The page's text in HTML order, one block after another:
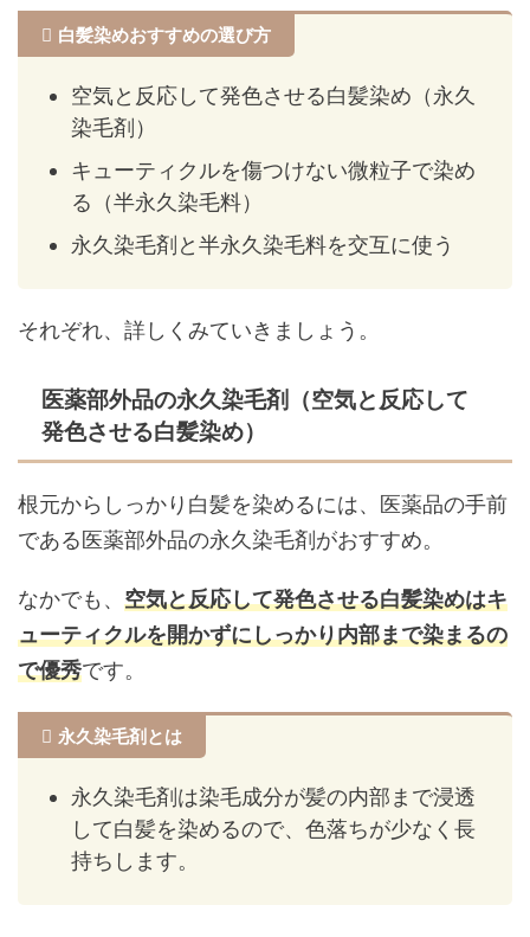
白髪染めおすすめの選び方
空気と反応して発色させる白髪染め（永久
染毛剤）
キューティクルを傷つけない微粒子で染め
る（半永久染毛料）
永久染毛剤と半永久染毛料を交互に使う
それぞれ、詳しくみていきましょう。
医薬部外品の永久染毛剤（空気と反応して
発色させる白髪染め）
根元からしっかり白髪を染めるには、医薬品の手前
である医薬部外品の永久染毛剤がおすすめ。
なかでも、 空気と反応して発色させる白髪染めはキ
ューティクルを開かずにしっかり内部まで染まるの
で優秀です。
永久染毛剤とは
永久染毛剤は染毛成分が髪の内部まで浸透
して白髪を染めるので、色落ちが少なく長
持ちします。